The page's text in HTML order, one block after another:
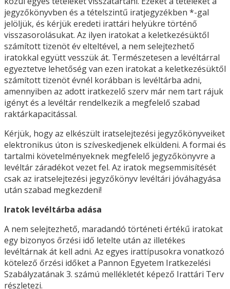
jegyzőkönyvben és a tételszintű iratjegyzékben *-gal
jelöljük, és kérjük eredeti irattári helyükre történő
visszasorolásukat. Az ilyen iratokat a keletkezésüktől
számított tizenöt év elteltével, a nem selejtezhető
iratokkal együtt vesszük át. Természetesen a levéltárral
egyeztetve lehetőség van ezen iratokat a keletkezésüktől
számított tizenöt évnél korábban is levéltárba adni,
amennyiben az adott iratkezelő szerv már nem tart rájuk
igényt és a levéltár rendelkezik a megfelelő szabad
raktárkapacitással.
Kérjük, hogy az elkészült iratselejtezési jegyzőkönyveiket
elektronikus úton is szíveskedjenek elküldeni. A formai és
tartalmi követelményeknek megfelelő jegyzőkönyvre a
levéltár záradékot vezet fel. Az iratok megsemmisítését
csak az iratselejtezési jegyzőkönyv levéltári jóváhagyása
után szabad megkezdeni!
Iratok levéltárba adása
A nem selejtezhető, maradandó történeti értékű iratokat
egy bizonyos őrzési idő letelte után az illetékes
levéltárnak át kell adni. Az egyes irattípusokra vonatkozó
kötelező őrzési időket a Pannon Egyetem Iratkezelési
Szabályzatának 3. számú mellékletét képező Irattári Terv
részletezi.